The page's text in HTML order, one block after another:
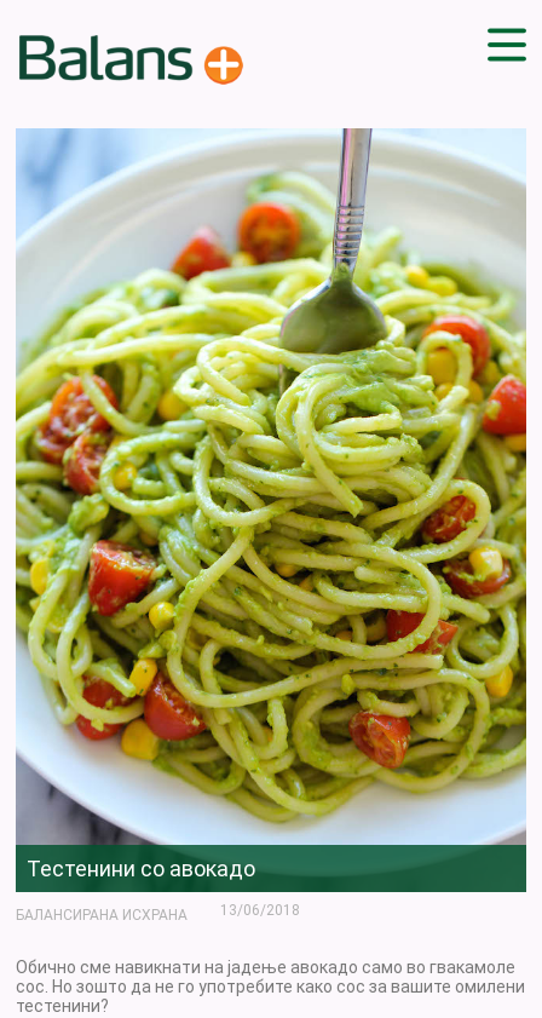
ДОМА
СОВЕТИ
ВЕЖБИ
ПЛАН ЗА ИСХРАНА
ЗДРАВИ РЕЦЕПТИ
БЛОГ
ПРОИЗВОДИ
КАМПАЊИ
ЧПП
Тестенини со авокадо
БАЛАНСИРАНА ИСХРАНА 13/06/2018
Обично сме навикнати на јадење авокадо само во гвакамоле
сос. Но зошто да не го употребите како сос за вашите омилени
тестенини?